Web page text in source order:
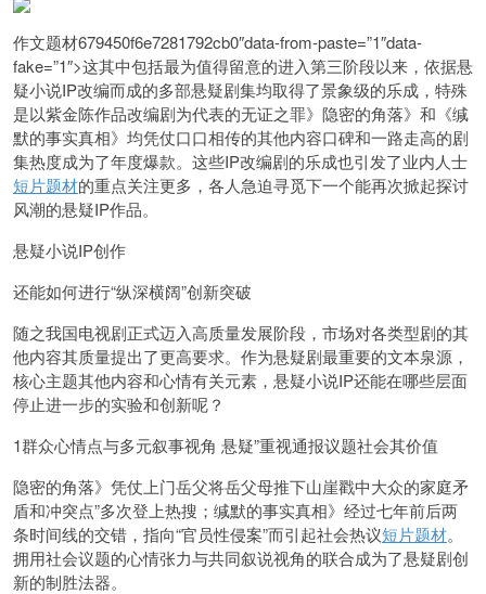
作文题材679450f6e7281792cb0″data-from-paste=”1″data-
fake=”1″>这其中包括最为值得留意的进入第三阶段以来，依据悬
疑小说IP改编而成的多部悬疑剧集均取得了景象级的乐成，特殊
是以紫金陈作品改编剧为代表的无证之罪》隐密的角落》和《缄
默的事实真相》均凭仗口口相传的其他内容口碑和一路走高的剧
集热度成为了年度爆款。这些IP改编剧的乐成也引发了业内人士
短片题材的重点关注更多，各人急迫寻觅下一个能再次掀起探讨
风潮的悬疑IP作品。
悬疑小说IP创作
还能如何进行“纵深横阔”创新突破
随之我国电视剧正式迈入高质量发展阶段，市场对各类型剧的其
他内容其质量提出了更高要求。作为悬疑剧最重要的文本泉源，
核心主题其他内容和心情有关元素，悬疑小说IP还能在哪些层面
停止进一步的实验和创新呢？
1群众心情点与多元叙事视角 悬疑”重视通报议题社会其价值
隐密的角落》凭仗上门岳父将岳父母推下山崖戳中大众的家庭矛
盾和冲突点”多次登上热搜；缄默的事实真相》经过七年前后两
条时间线的交错，指向“官员性侵案”而引起社会热议短片题材。
拥用社会议题的心情张力与共同叙说视角的联合成为了悬疑剧创
新的制胜法器。